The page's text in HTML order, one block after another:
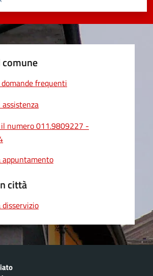
5 stelle su 5
4 stelle su 5
su 5
su 5
frequenti
assistenza
il numero 011.9809227 -
appuntamento
città
disservizio